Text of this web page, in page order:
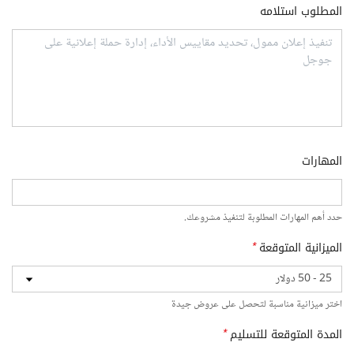
المطلوب استلامه
المهارات
حدد أهم المهارات المطلوبة لتنفيذ مشروعك.
الميزانية المتوقعة*
اختر ميزانية مناسبة لتحصل على عروض جيدة
المدة المتوقعة للتسليم*